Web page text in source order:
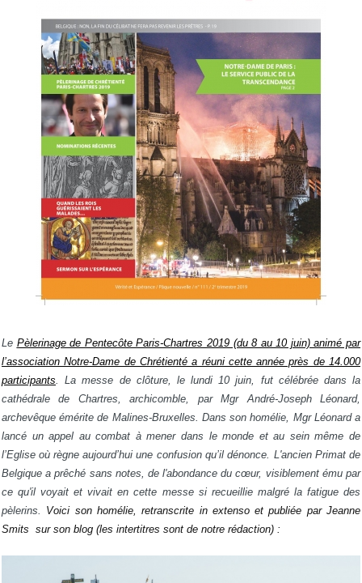
Le Pèlerinage de Pentecôte Paris-Chartres 2019 (du 8 au 10 juin) animé par
l’association Notre-Dame de Chrétienté a réuni cette année près de 14.000
participants. La messe de clôture, le lundi 10 juin, fut célébrée dans la
cathédrale de Chartres, archicomble, par Mgr André-Joseph Léonard,
archevêque émérite de Malines-Bruxelles. Dans son homélie, Mgr Léonard a
lancé un appel au combat à mener dans le monde et au sein même de
l’Eglise où règne aujourd’hui une confusion qu’il dénonce. L'ancien Primat de
Belgique a prêché sans notes, de l'abondance du cœur, visiblement ému par
ce qu'il voyait et vivait en cette messe si recueillie malgré la fatigue des
pèlerins. Voici son homélie, retranscrite in extenso et publiée par Jeanne
Smits sur son blog (les intertitres sont de notre rédaction) :